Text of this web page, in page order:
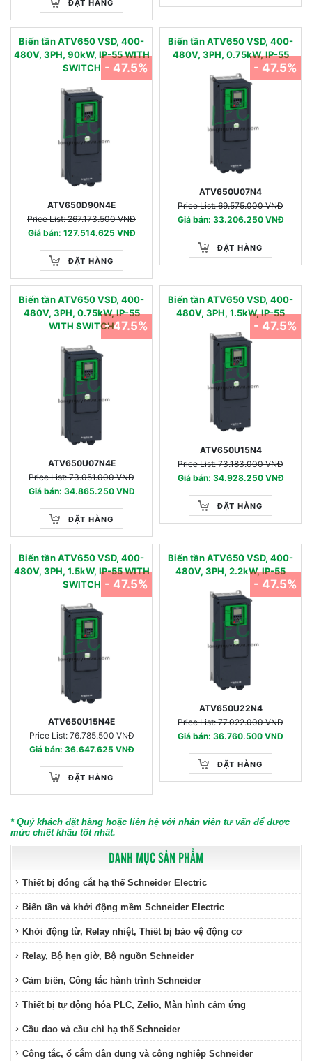
DANH MỤC SẢN PHẨM
Thiết bị đóng cắt hạ thế Schneider Electric
Biến tần và khởi động mềm Schneider Electric
Khởi động từ, Relay nhiệt, Thiết bị bảo vệ động cơ
Relay, Bộ hẹn giờ, Bộ nguồn Schneider
Cảm biến, Công tắc hành trình Schneider
Thiết bị tự động hóa PLC, Zelio, Màn hình cảm ứng
Cầu dao và cầu chì hạ thế Schneider
Công tắc, ổ cắm dân dụng và công nghiệp Schneider
ĐẶT HÀNG
Biến tần ATV650 VSD, 400-
480V, 3PH, 90kW, IP-55 WITH
SWITCH
ATV650D90N4E
Price List: 267.173.500 VNĐ
Giá bán: 127.514.625 VNĐ
ĐẶT HÀNG
- 47.5%
Biến tần ATV650 VSD, 400-
480V, 3PH, 0.75kW, IP-55
ATV650U07N4
Price List: 69.575.000 VNĐ
Giá bán: 33.206.250 VNĐ
ĐẶT HÀNG
- 47.5%
Biến tần ATV650 VSD, 400-
480V, 3PH, 0.75kW, IP-55
WITH SWITCH
ATV650U07N4E
Price List: 73.051.000 VNĐ
Giá bán: 34.865.250 VNĐ
ĐẶT HÀNG
- 47.5%
Biến tần ATV650 VSD, 400-
480V, 3PH, 1.5kW, IP-55
ATV650U15N4
Price List: 73.183.000 VNĐ
Giá bán: 34.928.250 VNĐ
ĐẶT HÀNG
- 47.5%
Biến tần ATV650 VSD, 400-
480V, 3PH, 1.5kW, IP-55 WITH
SWITCH
ATV650U15N4E
Price List: 76.785.500 VNĐ
Giá bán: 36.647.625 VNĐ
ĐẶT HÀNG
- 47.5%
Biến tần ATV650 VSD, 400-
480V, 3PH, 2.2kW, IP-55
ATV650U22N4
Price List: 77.022.000 VNĐ
Giá bán: 36.760.500 VNĐ
ĐẶT HÀNG
- 47.5%
* Quý khách đặt hàng hoặc liên hệ với nhân viên tư vấn để được
mức chiết khấu tốt nhất.